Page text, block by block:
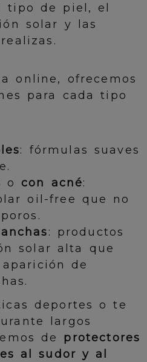
tipo de piel, el
solar y las
online, ofrecemos
para cada tipo
: fórmulas suaves
ocon acné:
oil-free que no
: productos
solar alta que
de
deportes o te
largos
de
protectores
al sudor y al